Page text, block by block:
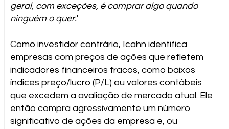
geral, com exceções, é comprar algo quando
ninguém o quer.'
Como investidor contrário, Icahn identifica
empresas com preços de ações que refletem
indicadores financeiros fracos, como baixos
índices preço/lucro (P/L) ou valores contábeis
que excedem a avaliação de mercado atual. Ele
então compra agressivamente um número
significativo de ações da empresa e, ou